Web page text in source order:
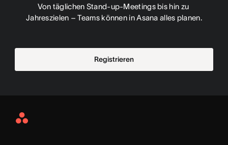
Von täglichen Stand-up-Meetings bis hin zu
Jahreszielen – Teams können in Asana alles planen.
Registrieren
Asana